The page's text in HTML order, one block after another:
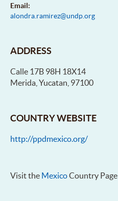
Email:
alondra.ramirez@undp.org
ADDRESS
Calle 17B 98H 18X14
Merida, Yucatan, 97100
COUNTRY WEBSITE
http://ppdmexico.org/
Visit the MexicoCountry Page